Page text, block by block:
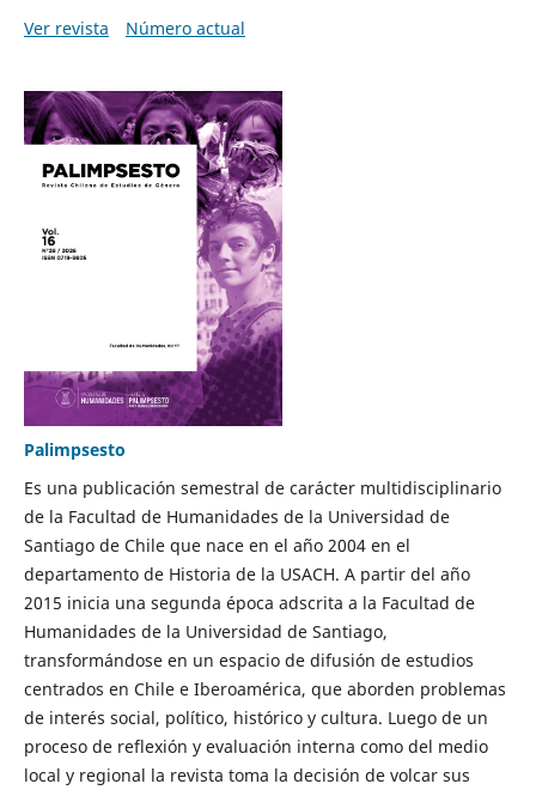
Ver revista
Número actual
Palimpsesto
Es una publicación semestral de carácter multidisciplinario
de la Facultad de Humanidades de la Universidad de
Santiago de Chile que nace en el año 2004 en el
departamento de Historia de la USACH. A partir del año
2015 inicia una segunda época adscrita a la Facultad de
Humanidades de la Universidad de Santiago,
transformándose en un espacio de difusión de estudios
centrados en Chile e Iberoamérica, que aborden problemas
de interés social, político, histórico y cultura. Luego de un
proceso de reflexión y evaluación interna como del medio
local y regional la revista toma la decisión de volcar sus